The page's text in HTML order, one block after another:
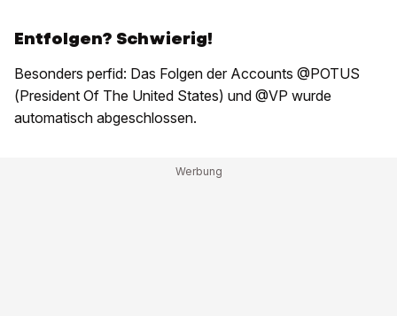
Entfolgen? Schwierig!
Besonders perfid: Das Folgen der Accounts @POTUS
(President Of The United States) und @VP wurde
automatisch abgeschlossen.